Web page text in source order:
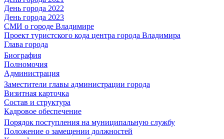
День города 2022
День города 2023
СМИ о городе Владимире
Проект туристского кода центра города Владимира
Глава города
Биография
Полномочия
Администрация
Заместители главы администрации города
Визитная карточка
Состав и структура
Кадровое обеспечение
Порядок поступления на муниципальную службу
Положение о замещении должностей